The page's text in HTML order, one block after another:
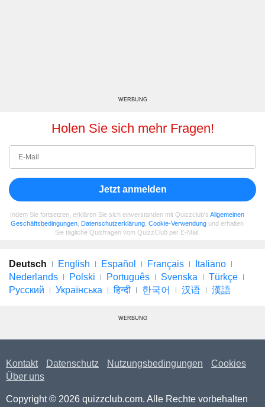
WERBUNG
Holen Sie sich mehr Fragen!
Jetzt anmelden
Indem Sie fortsetzen, erklären Sie sich einverstanden mit Quizzclub's Allgemeinen
Geschäftsbedingungen Datenschutzerklärung Cookie-Verwendung und erhalten
Sie tägliche Quizfragen vom QuizzClub per E-Mail.
Deutsch English Español Français
Italiano
Nederlands
Polski Português Svenska
Türkçe
Русский
Українська हिन्दी 한국어 汉语 漢語
WERBUNG
Kontakt Datenschutz Nutzungsbedingungen
Cookies
Über uns
Copyright © 2026 quizzclub.com. Alle Rechte vorbehalten